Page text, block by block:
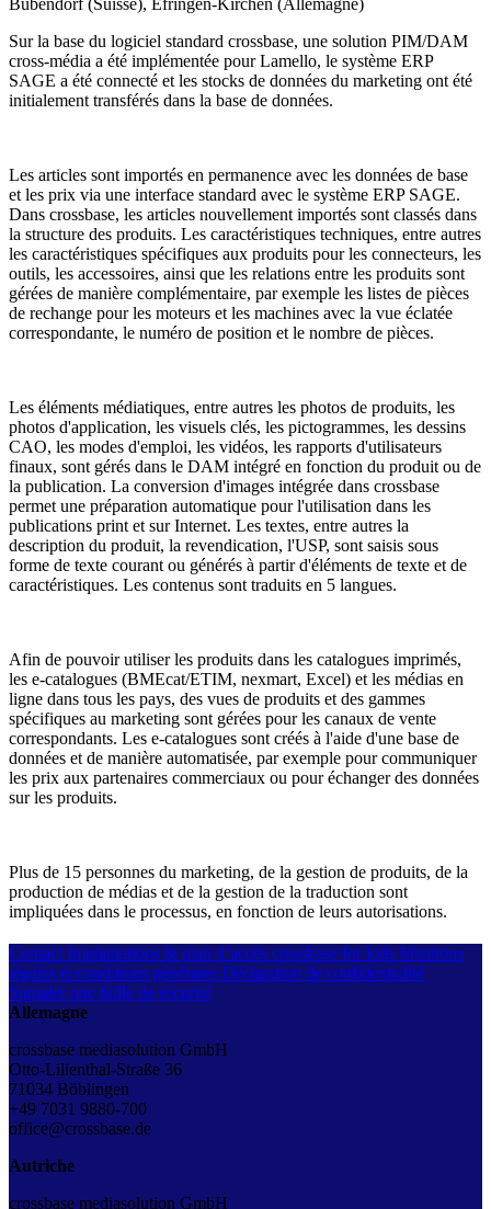
Bubendorf (Suisse), Efringen-Kirchen (Allemagne)
Sur la base du logiciel standard crossbase, une solution PIM/DAM
cross-média a été implémentée pour Lamello, le système ERP
SAGE a été connecté et les stocks de données du marketing ont été
initialement transférés dans la base de données.
Les articles sont importés en permanence avec les données de base
et les prix via une interface standard avec le système ERP SAGE.
Dans crossbase, les articles nouvellement importés sont classés dans
la structure des produits. Les caractéristiques techniques, entre autres
les caractéristiques spécifiques aux produits pour les connecteurs, les
outils, les accessoires, ainsi que les relations entre les produits sont
gérées de manière complémentaire, par exemple les listes de pièces
de rechange pour les moteurs et les machines avec la vue éclatée
correspondante, le numéro de position et le nombre de pièces.
Les éléments médiatiques, entre autres les photos de produits, les
photos d'application, les visuels clés, les pictogrammes, les dessins
CAO, les modes d'emploi, les vidéos, les rapports d'utilisateurs
finaux, sont gérés dans le DAM intégré en fonction du produit ou de
la publication. La conversion d'images intégrée dans crossbase
permet une préparation automatique pour l'utilisation dans les
publications print et sur Internet. Les textes, entre autres la
description du produit, la revendication, l'USP, sont saisis sous
forme de texte courant ou générés à partir d'éléments de texte et de
caractéristiques. Les contenus sont traduits en 5 langues.
Afin de pouvoir utiliser les produits dans les catalogues imprimés,
les e-catalogues (BMEcat/ETIM, nexmart, Excel) et les médias en
ligne dans tous les pays, des vues de produits et des gammes
spécifiques au marketing sont gérées pour les canaux de vente
correspondants. Les e-catalogues sont créés à l'aide d'une base de
données et de manière automatisée, par exemple pour communiquer
les prix aux partenaires commerciaux ou pour échanger des données
sur les produits.
Plus de 15 personnes du marketing, de la gestion de produits, de la
production de médias et de la gestion de la traduction sont
impliquées dans le processus, en fonction de leurs autorisations.
Contact Implantations & plan d’accès crossbase for kids Mentions
légales et conditions générales Déclaration de confidentialité
Signaler une faille de sécurité
Allemagne
crossbase mediasolution GmbH
Otto-Lilienthal-Straße 36
71034 Böblingen
+49 7031 9880-700
office@crossbase.de
Autriche
crossbase mediasolution GmbH